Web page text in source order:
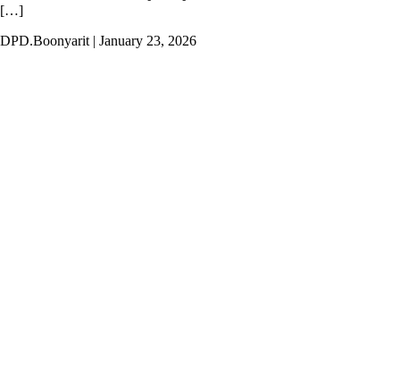
[…]
DPD.Boonyarit | January 23, 2026